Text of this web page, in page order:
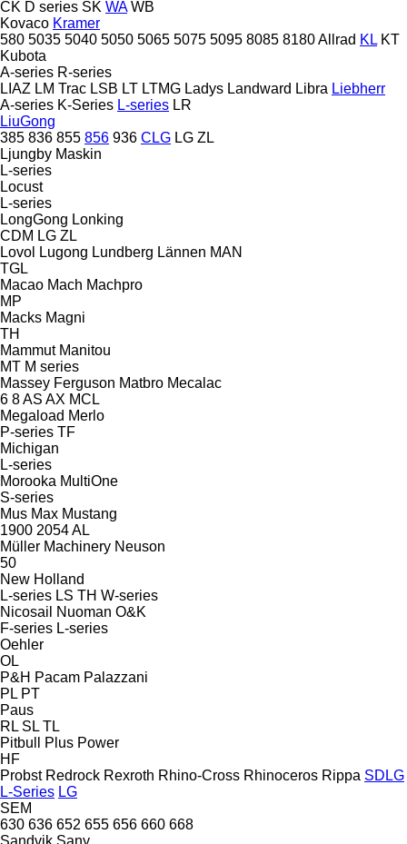
CK D series SK WA WB
Kovaco Kramer
580 5035 5040 5050 5065 5075 5095 8085 8180Allrad KL KT
Kubota
A-series R-series
LIAZ LM Trac LSB LT LTMG Ladys Landward Libra Liebherr
A-series K-Series L-series LR
LiuGong
385 836 855 856 936 CLG LG ZL
Ljungby Maskin
L-series
Locust
L-series
LongGong Lonking
CDM LG ZL
Lovol
Lugong Lundberg Lännen MAN
TGL
Macao Mach Machpro
MP
Macks Magni
TH
Mammut Manitou
MT M series
Massey Ferguson Matbro Mecalac
6 8AS AX MCL
Megaload Merlo
P-series TF
Michigan
L-series
Morooka MultiOne
S-series
Mus Max Mustang
1900 2054AL
Müller Machinery Neuson
50
New Holland
L-series LS TH W-series
Nicosail
Nuoman O&K
F-series L-series
Oehler
OL
P&H Pacam Palazzani
PL PT
Paus
RL SL TL
Pitbull
Plus Power
HF
Probst Redrock Rexroth Rhino-Cross Rhinoceros Rippa SDLG
L-Series LG
SEM
630 636 652 655 656 660 668
Sandvik Sany